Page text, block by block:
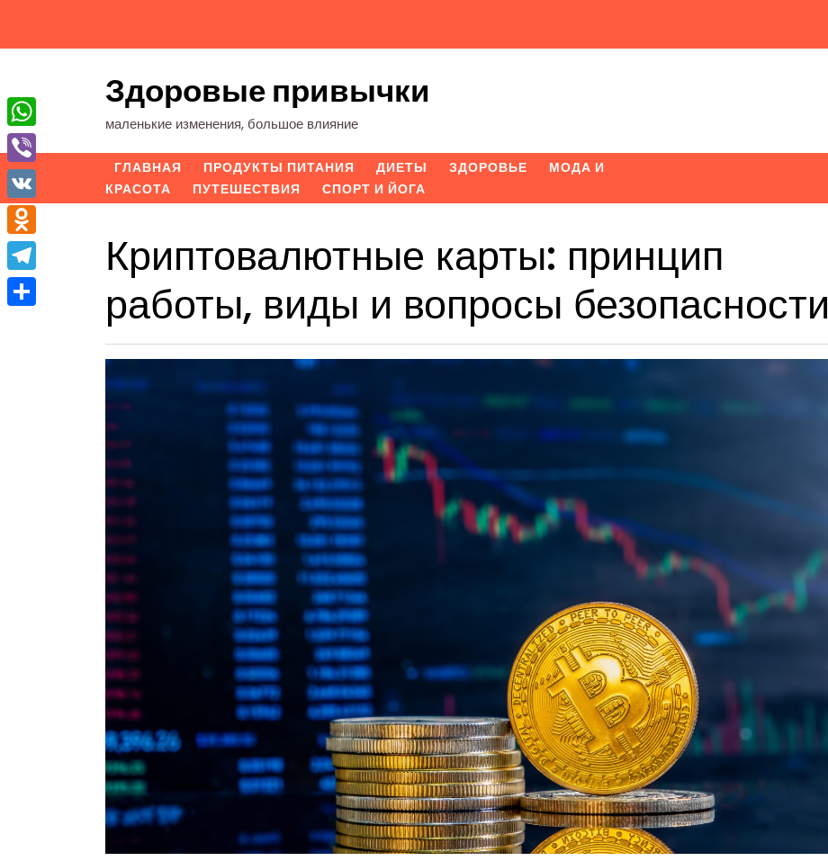
содержимому
Здоровые привычки
маленькие изменения, большое влияние
ГЛАВНАЯ ПРОДУКТЫ ПИТАНИЯ ДИЕТЫ ЗДОРОВЬЕ
МОДА И
КРАСОТА
ПУТЕШЕСТВИЯ СПОРТ И ЙОГА
Криптовалютные карты: принцип
работы, виды и вопросы безопасности
WhatsApp
Viber
VK
Odnoklassniki
Telegram